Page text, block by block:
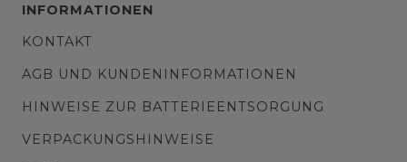
INFORMATIONEN
KONTAKT
AGB UND KUNDENINFORMATIONEN
HINWEISE ZUR BATTERIEENTSORGUNG
VERPACKUNGSHINWEISE